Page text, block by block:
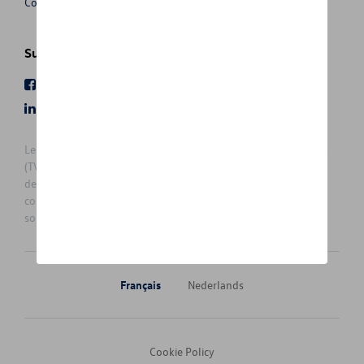
Suivez nous
Les prix affichés sur le présent site sont des prix recommandés
(TVAc), hors éventuels frais de montage. Pour connaitre le prix
de vente actuel et les éventuels frais de montage, veuillez
contacter votre concessionnaire/agent. Les prix recommandés
sont sujets à des changements sans préavis.
Cookie Policy
Français Nederlands